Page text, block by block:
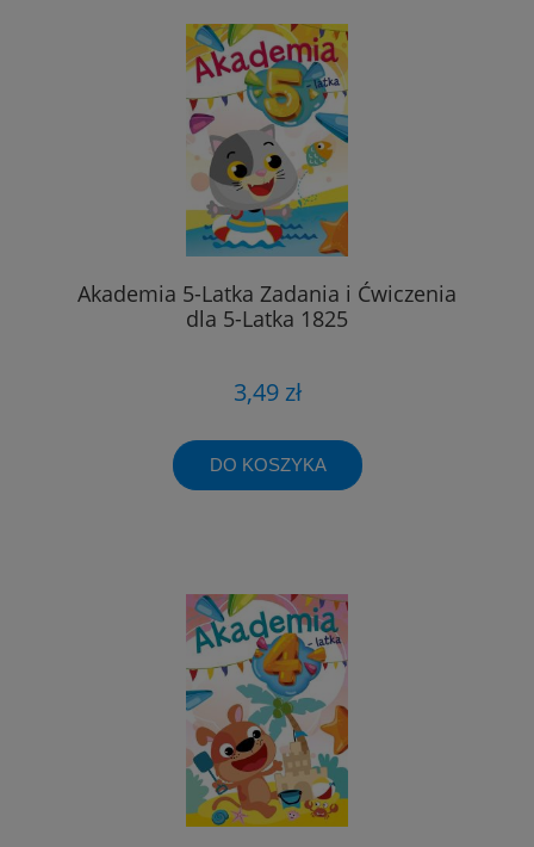
Akademia 5-Latka Zadania i Ćwiczenia
dla 5-Latka 1825
3,49 zł
DO KOSZYKA